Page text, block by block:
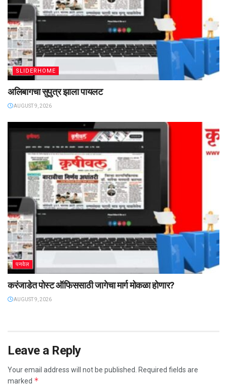
SLIDERHOME
अलिबागचा सुपुत्र झाला पायलट
AUGUST 9, 2026
पनवेल
करंजाडेत पोस्ट ऑफिससाठी जागेचा मार्ग मोकळा होणार?
AUGUST 9, 2026
Leave a Reply
Your email address will not be published. Required fields are
marked *